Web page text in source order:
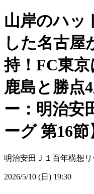
山岸のハッ
した名古屋
持！FC東
鹿島と勝点
ー：明治安
ーグ 第16節
明治安田Ｊ１百年構想
2026/5/10 (日) 19:30